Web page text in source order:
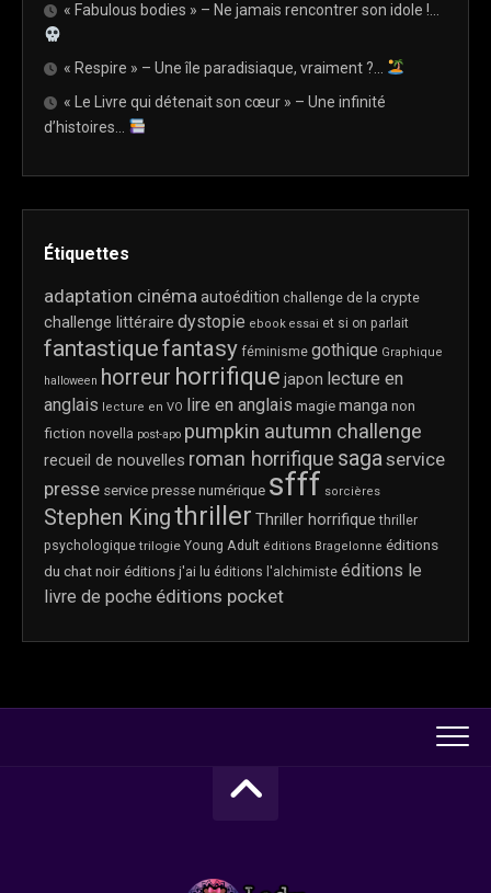
« Fabulous bodies » – Ne jamais rencontrer son idole !…
« Respire » – Une île paradisiaque, vraiment ?…
« Le Livre qui détenait son cœur » – Une infinité
d’histoires…
Étiquettes
adaptation cinémaautoédition challenge de la crypte
challenge littéraire dystopie ebook essai et si on parlait
fantastiquefantasy féminisme gothique Graphique
halloween horreur horrifique japon lecture en
anglais lecture en VO lire en anglais magie manga non
fiction novella post-apo pumpkin autumn challenge
recueil de nouvelles roman horrifique sagaservice
presse service presse numérique sfff sorcières
Stephen Kingthriller Thriller horrifique thriller
psychologique trilogie Young Adult éditions Bragelonne éditions
du chat noir éditions j'ai lu éditions l'alchimiste éditions le
livre de poche éditions pocket